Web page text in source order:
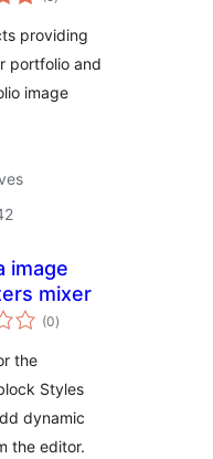
providing
portfolio and
image
image
mixer
(0puntuacions
totals
)
the
Styles
dynamic
the editor.